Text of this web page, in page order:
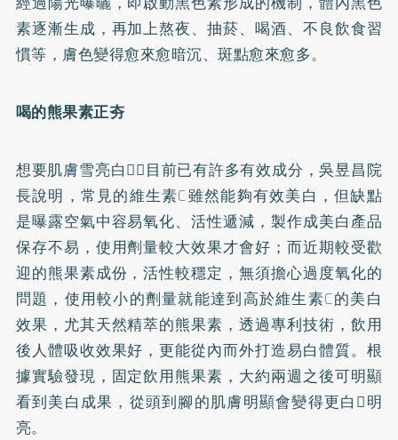
素逐漸生成，再加上熬夜、抽菸、喝酒、不良飲食習
慣等，膚色變得愈來愈暗沉、斑點愈來愈多。
喝的熊果素正夯
想要肌膚雪亮白，目前已有許多有效成分，吳昱昌院
長說明，常見的維生素C雖然能夠有效美白，但缺點
是曝露空氣中容易氧化、活性遞減，製作成美白產品
保存不易，使用劑量較大效果才會好；而近期較受歡
迎的熊果素成份，活性較穩定，無須擔心過度氧化的
問題，使用較小的劑量就能達到高於維生素C的美白
效果，尤其天然精萃的熊果素，透過專利技術，飲用
後人體吸收效果好，更能從內而外打造易白體質。根
據實驗發現，固定飲用熊果素，大約兩週之後可明顯
看到美白成果，從頭到腳的肌膚明顯會變得更白明
亮。